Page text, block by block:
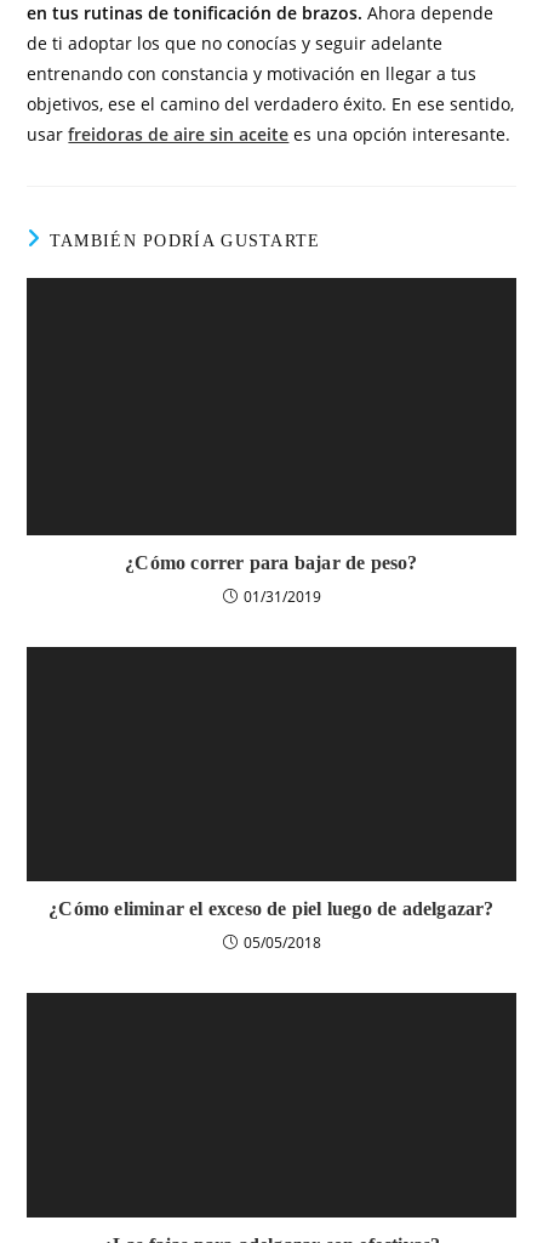
en tus rutinas de tonificación de brazos. Ahora depende
de ti adoptar los que no conocías y seguir adelante
entrenando con constancia y motivación en llegar a tus
objetivos, ese el camino del verdadero éxito. En ese sentido,
usarfreidoras de aire sin aceite es una opción interesante.
TAMBIÉN PODRÍA GUSTARTE
¿Cómo correr para bajar de peso?
01/31/2019
¿Cómo eliminar el exceso de piel luego de adelgazar?
05/05/2018